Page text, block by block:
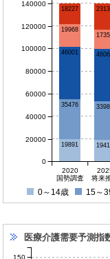
19891
35476
46001
19968
18227
2020
国勢調査
将来
0
20000
40000
60000
80000
100000
120000
140000
0～14歳 15～
医療介護需要予測指
150